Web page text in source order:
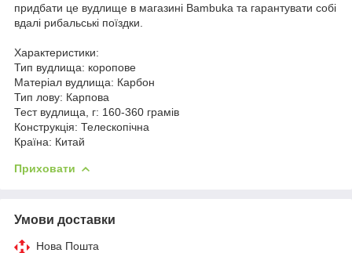
придбати це вудлище в магазині Bambuka та гарантувати собі
вдалі рибальські поїздки.
Характеристики:
Тип вудлища: коропове
Матеріал вудлища: Карбон
Тип лову: Карпова
Тест вудлища, г: 160-360 грамів
Конструкція: Телескопічна
Країна: Китай
Приховати
Умови доставки
Нова Пошта